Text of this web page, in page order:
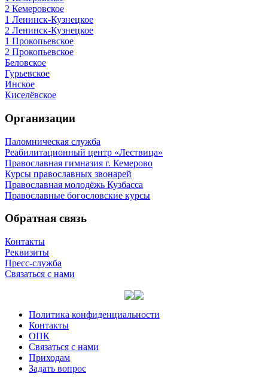
2 Кемеровское
1 Ленинск-Кузнецкое
2 Ленинск-Кузнецкое
1 Прокопьевское
2 Прокопьевское
Беловское
Гурьевское
Инское
Киселёвское
Организации
Паломническая служба
Реабилитационный центр «Лествица»
Православная гимназия г. Кемерово
Курсы православных звонарей
Православная молодёжь Кузбасса
Православные богословские курсы
Обратная связь
Контакты
Реквизиты
Пресс-служба
Связаться с нами
Политика конфиденциальности
Контакты
ОПК
Связаться с нами
Приходам
Задать вопрос